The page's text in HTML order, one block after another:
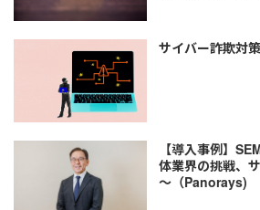
サイバー詐欺対
【導入事例】
体業界の挑戦、
～（Panorays)